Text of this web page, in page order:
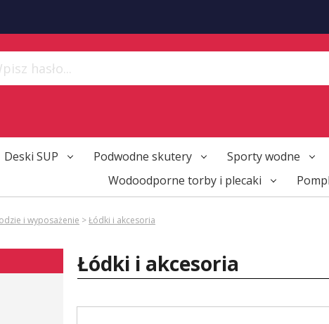
hasło...
Deski SUP Podwodne skutery Sporty wodne
Wodoodporne torby i plecaki
i wyposażenie >Łódki i akcesoria
Łódki i akcesoria